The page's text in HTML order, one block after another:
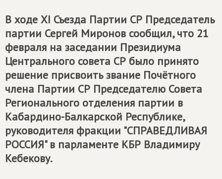
В ходе XI Съезда Партии СР Председатель
партии Сергей Миронов сообщил, что 21
февраля на заседании Президиума
Центрального совета СР было принято
решение присвоить звание Почётного
члена Партии СР Председателю Совета
Регионального отделения партии в
Кабардино-Балкарской Республике,
руководителя фракции "СПРАВЕДЛИВАЯ
РОССИЯ" в парламенте КБР Владимиру
Кебекову.